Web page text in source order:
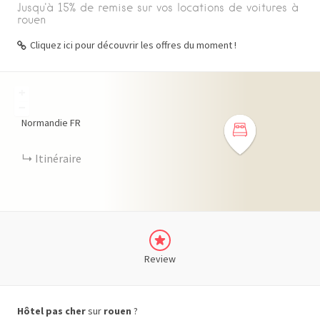
Jusqu'à 15% de remise sur vos locations de voitures à
rouen
Cliquez ici pour découvrir les offres du moment !
Normandie FR
Itinéraire
Review
Hôtel pas chersur rouen ?